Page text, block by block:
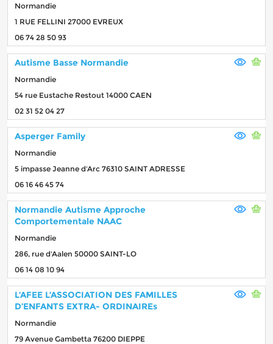
Normandie
1 RUE FELLINI 27000 EVREUX
06 74 28 50 93
Autisme Basse Normandie
Normandie
54 rue Eustache Restout 14000 CAEN
02 31 52 04 27
Asperger Family
Normandie
5 impasse Jeanne d'Arc 76310 SAINT ADRESSE
06 16 46 45 74
Normandie Autisme Approche
Comportementale NAAC
Normandie
286, rue d'Aalen 50000 SAINT-LO
06 14 08 10 94
L’AFEE L’ASSOCIATION DES FAMILLES
D’ENFANTS EXTRA- ORDINAIREs
Normandie
79 Avenue Gambetta 76200 DIEPPE